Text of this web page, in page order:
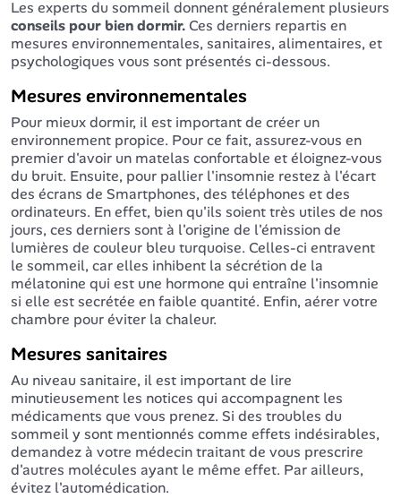
Les experts du sommeil donnent généralement plusieurs
conseils pour bien dormir.Ces derniers repartis en
mesures environnementales, sanitaires, alimentaires, et
psychologiques vous sont présentés ci-dessous.
Mesures environnementales
Pour mieux dormir, il est important de créer un
environnement propice. Pour ce fait, assurez-vous en
premier d'avoir un matelas confortable et éloignez-vous
du bruit. Ensuite, pour pallier l'insomnie restez à l'écart
des écrans de Smartphones, des téléphones et des
ordinateurs. En effet, bien qu'ils soient très utiles de nos
jours, ces derniers sont à l'origine de l'émission de
lumières de couleur bleu turquoise. Celles-ci entravent
le sommeil, car elles inhibent la sécrétion de la
mélatonine qui est une hormone qui entraîne l'insomnie
si elle est secrétée en faible quantité. Enfin, aérer votre
chambre pour éviter la chaleur.
Mesures sanitaires
Au niveau sanitaire, il est important de lire
minutieusement les notices qui accompagnent les
médicaments que vous prenez. Si des troubles du
sommeil y sont mentionnés comme effets indésirables,
demandez à votre médecin traitant de vous prescrire
d'autres molécules ayant le même effet. Par ailleurs,
évitez l'automédication.